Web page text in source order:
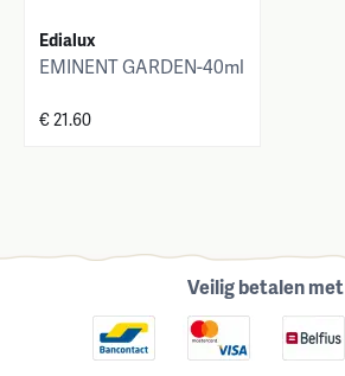
Edialux
EMINENT GARDEN-40ml
€ 21.60
Veilig betalen met